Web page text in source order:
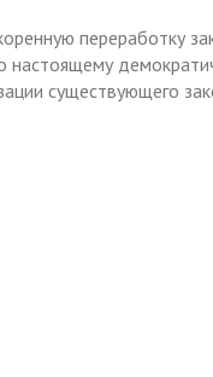
переработку
настоящему
существующего